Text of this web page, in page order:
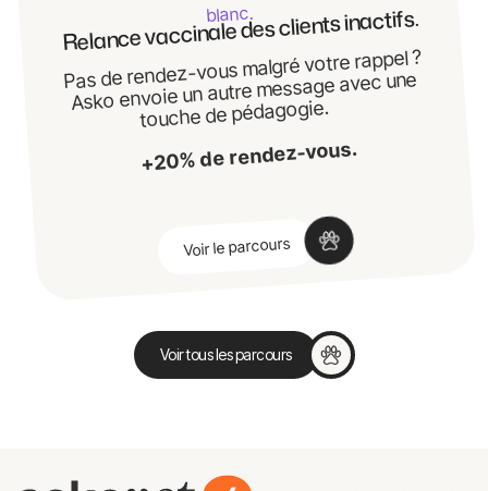
Relance vaccinale des clients inactifs.
Pas de rendez-vous malgré votre rappel ?
Asko envoie un autre message avec une
touche de pédagogie.
+20% de rendez-vous.
Voir le parcours
Voir tous les parcours